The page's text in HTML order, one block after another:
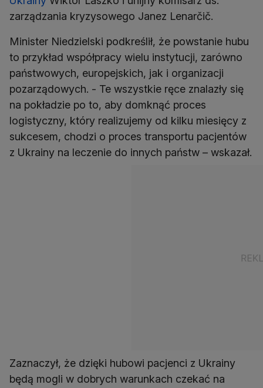
zarządzania kryzysowego Janez Lenarčič.
Minister Niedzielski podkreślił, że powstanie hubu
to przykład współpracy wielu instytucji, zarówno
państwowych, europejskich, jak i organizacji
pozarządowych. - Te wszystkie ręce znalazły się
na pokładzie po to, aby domknąć proces
logistyczny, który realizujemy od kilku miesięcy z
sukcesem, chodzi o proces transportu pacjentów
z Ukrainy na leczenie do innych państw – wskazał.
Zaznaczył, że dzięki hubowi pacjenci z Ukrainy
będą mogli w dobrych warunkach czekać na